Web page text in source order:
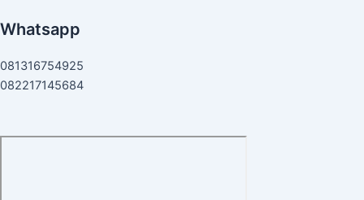
Whatsapp
081316754925
082217145684